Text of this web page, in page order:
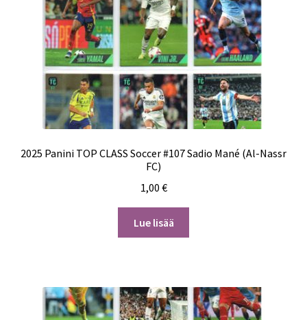
2025 Panini TOP CLASS Soccer #107 Sadio Mané (Al-Nassr
FC)
1,00 €
Lue lisää